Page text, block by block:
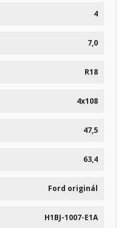
4
7,0
R18
4x108
47,5
63,4
Ford originál
H1BJ-1007-E1A